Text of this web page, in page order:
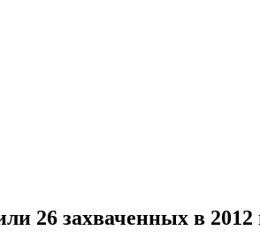
26 захваченных в 2012